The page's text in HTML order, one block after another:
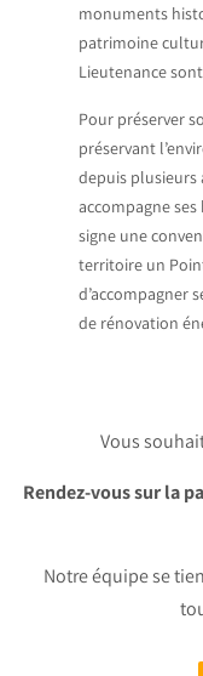
monuments
patrimoine
Lieutenance
Pour préserver
préservant
depuis plusieurs
accompagne
signe une
territoire un
d’accompagner
de rénovation
Vous
Rendez-vous sur la
Notre équipe se